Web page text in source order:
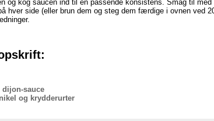
og kog saucen ind til en passende konsistens. Smag til med
hver side (eller brun dem og steg dem færdige i ovnen ved
dijon-sauce
og krydderurter